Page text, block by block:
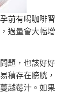
前有喝咖啡習
過量會大幅增
題，也該好好
積存在膀胱，
越莓汁。如果